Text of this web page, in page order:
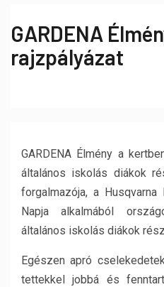
GARDENA
rajzpályázat
GARDENA Élmény a
általános iskolás diákok
forgalmazója, a
Napja alkalmából
általános iskolás diákok
Egészen apró
tettekkel jobbá és